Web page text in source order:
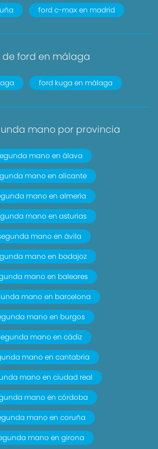
ford c-max en madrid
de ford en málaga
ford kuga en málaga
mano por provincia
mano en álava
mano en alicante
mano en almería
mano en asturias
mano en ávila
mano en badajoz
mano en baleares
mano en barcelona
mano en burgos
mano en cádiz
mano en cantabria
mano en ciudad real
mano en córdoba
mano en coruña
mano en girona